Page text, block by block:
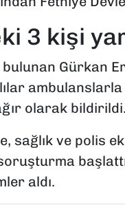
3 kişi
Gürkan
ambulanslarla
olarak bildirildi.
sağlık ve polis
aldı.